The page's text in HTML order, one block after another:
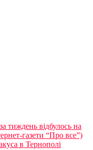
тиждень відбулось на
газети “Про все”)
в Тернополі